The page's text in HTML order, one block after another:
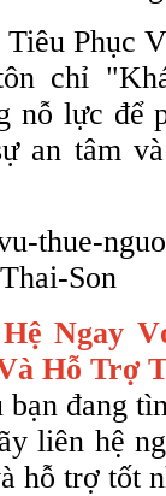
Phục
chỉ
nỗ lực để
an tâm
thue-
Son
Ngay
Hỗ Trợ
bạn đang
liên hệ
hỗ trợ tốt